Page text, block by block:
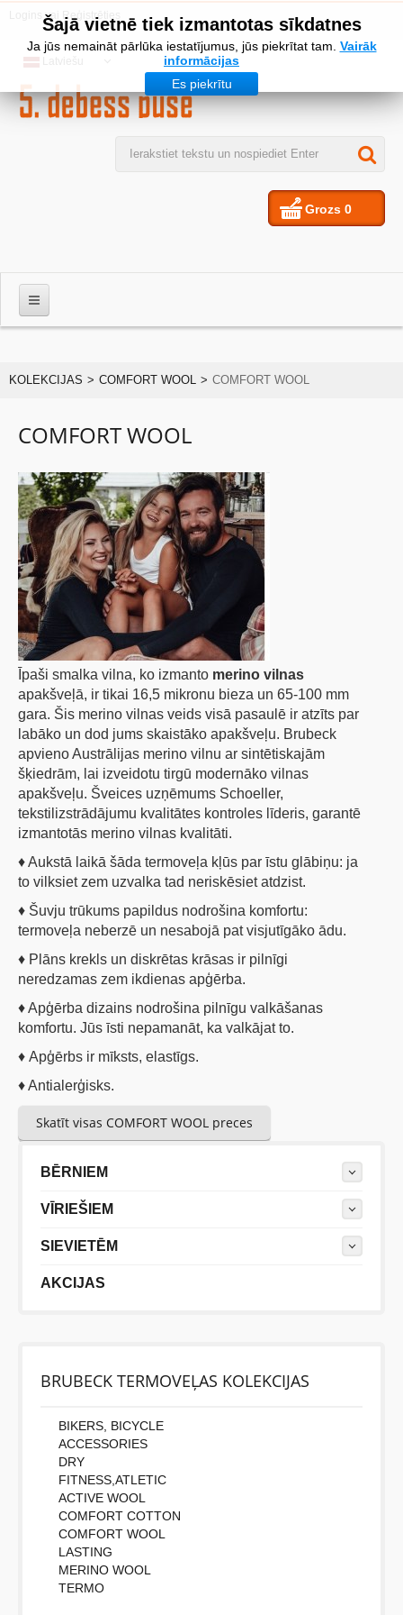
Šajā vietnē tiek izmantotas sīkdatnes
Ja jūs nemaināt pārlūka iestatījumus, jūs piekrītat tam. Vairāk
informācijas
Es piekrītu
vai Reģistrēties
Grozs 0
KOLEKCIJAS
NODERĪGI
KOLEKCIJAS > COMFORT WOOL > COMFORT WOOL
COMFORT WOOL
Īpaši smalka vilna, ko izmanto merino vilnas
apakšveļā, ir tikai 16,5 mikronu bieza un 65-100 mm
gara. Šis merino vilnas veids visā pasaulē ir atzīts par
labāko un dod jums skaistāko apakšveļu. Brubeck
apvieno Austrālijas merino vilnu ar sintētiskajām
šķiedrām, lai izveidotu tirgū modernāko vilnas
apakšveļu. Šveices uzņēmums Schoeller,
tekstilizstrādājumu kvalitātes kontroles līderis, garantē
izmantotās merino vilnas kvalitāti.
♦ Aukstā laikā šāda termoveļa kļūs par īstu glābiņu: ja
to vilksiet zem uzvalka tad neriskēsiet atdzist.
♦ Šuvju trūkums papildus nodrošina komfortu:
termoveļa neberzē un nesabojā pat visjutīgāko ādu.
♦ Plāns krekls un diskrētas krāsas ir pilnīgi
neredzamas zem ikdienas apģērba.
♦ Apģērba dizains nodrošina pilnīgu valkāšanas
komfortu. Jūs īsti nepamanāt, ka valkājat to.
♦ Apģērbs ir mīksts, elastīgs.
♦ Antialerģisks.
Skatīt visas COMFORT WOOL preces
BĒRNIEM
VĪRIEŠIEM
SIEVIETĒM
AKCIJAS
BRUBECK TERMOVEĻAS KOLEKCIJAS
BIKERS, BICYCLE
ACCESSORIES
DRY
FITNESS,ATLETIC
ACTIVE WOOL
COMFORT COTTON
COMFORT WOOL
LASTING
MERINO WOOL
TERMO